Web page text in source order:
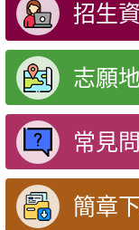
招生
志願
常見
簡章